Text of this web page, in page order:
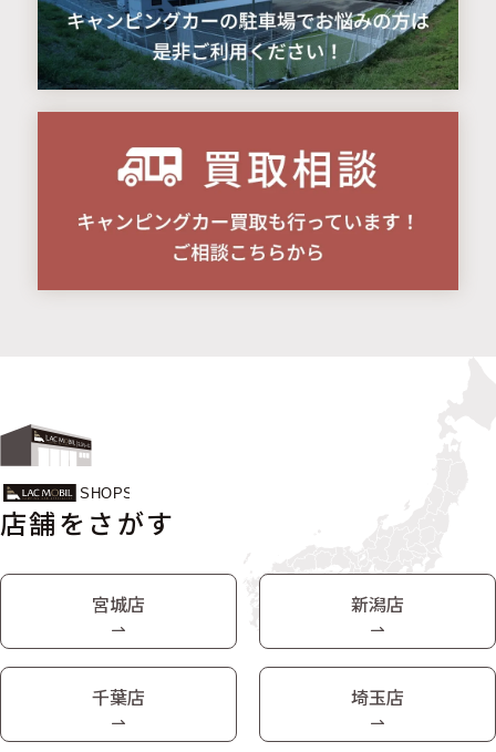
店舗をさがす
宮城店 新潟店
千葉店 埼玉店